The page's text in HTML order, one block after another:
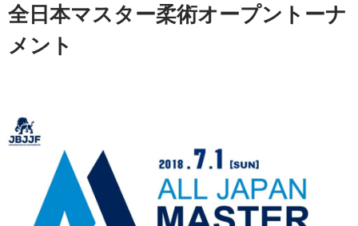
全日本マスター柔術オープントーナ
メント